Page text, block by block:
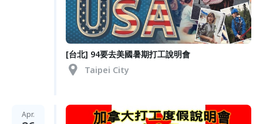
[台北] 94要去美國暑期打工說明會
Taipei City
Apr.